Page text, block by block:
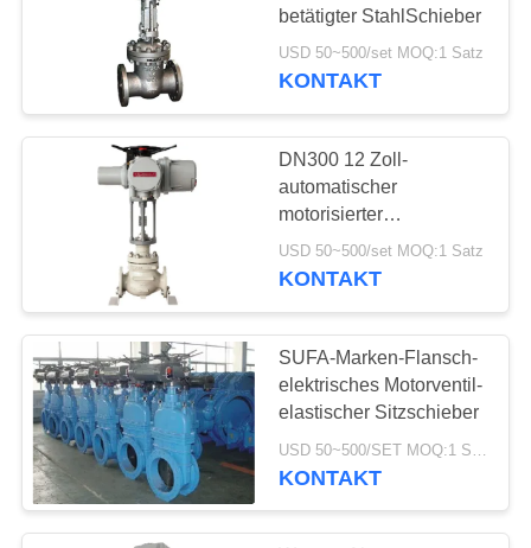
QUALITÄTSKONTROLLE
KONTAKT
MIT
NEUIGKEITEN
BITTE UM
EIN
ANGEBOT
SITEMAP
betätigter StahlSchieber
USD 50~500/set MOQ:1 Satz
KONTAKT
DN300 12 Zoll-
automatischer
motorisierter
StandardSchieber mit
Stellglied
USD 50~500/set MOQ:1 Satz
KONTAKT
SUFA-Marken-Flansch-
elektrisches Motorventil-
elastischer Sitzschieber
KONTAKT